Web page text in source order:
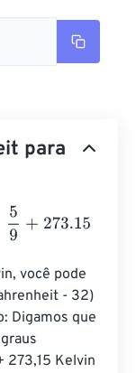
para
você pode
- 32)
Digamos que
273,15 Kelvin